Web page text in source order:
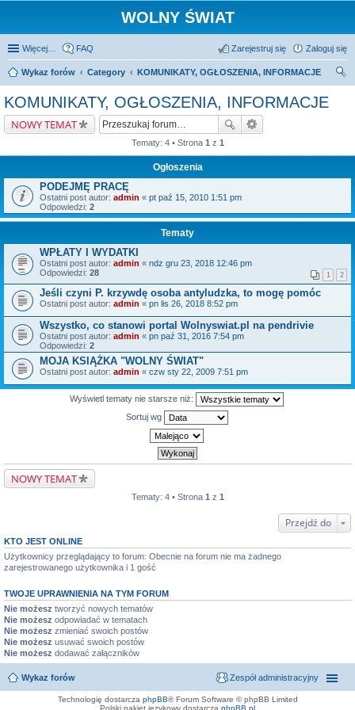
WOLNY ŚWIAT
Więcej… FAQ Zaloguj się
Zarejestruj się
Wykaz forów Category
KOMUNIKATY, OGŁOSZENIA, INFORMACJE
KOMUNIKATY, OGŁOSZENIA, INFORMACJE
NOWY TEMAT
Tematy: 4 • Strona 1 z 1
Ogłoszenia
PODEJMĘ PRACĘ
Ostatni post autor: admin « pt paź 15, 2010 1:51 pm
Odpowiedzi: 2
Tematy
WPŁATY I WYDATKI
Ostatni post autor: admin « ndz gru 23, 2018 12:46 pm
Odpowiedzi: 28 1 2
Jeśli czyni P. krzywdę osoba antyludzka, to mogę pomóc
Ostatni post autor: admin « pn lis 26, 2018 8:52 pm
Wszystko, co stanowi portal Wolnyswiat.pl na pendrivie
Ostatni post autor: admin « pn paź 31, 2016 7:54 pm
Odpowiedzi: 2
MOJA KSIĄŻKA "WOLNY ŚWIAT"
Ostatni post autor: admin « czw sty 22, 2009 7:51 pm
Wyświetl tematy nie starsze niż:
Sortuj wg
NOWY TEMAT
Tematy: 4 • Strona 1 z 1
Przejdź do
KTO JEST ONLINE
Użytkownicy przeglądający to forum: Obecnie na forum nie ma żadnego
zarejestrowanego użytkownika i 1 gość
TWOJE UPRAWNIENIA NA TYM FORUM
Nie możesz tworzyć nowych tematów
Nie możesz odpowiadać w tematach
Nie możesz zmieniać swoich postów
Nie możesz usuwać swoich postów
Nie możesz dodawać załączników
Wykaz forów Zespół administracyjny
Technologię dostarcza phpBB® Forum Software © phpBB Limited
Polski pakiet językowy dostarcza phpBB.pl